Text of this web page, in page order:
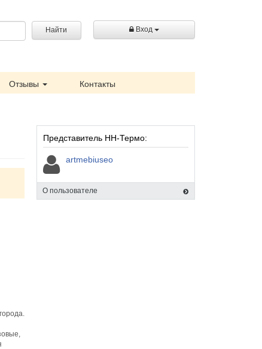
Найти Вход
Отзывы Контакты
Представитель НН-Термо:
artmebiuseo
О пользователе